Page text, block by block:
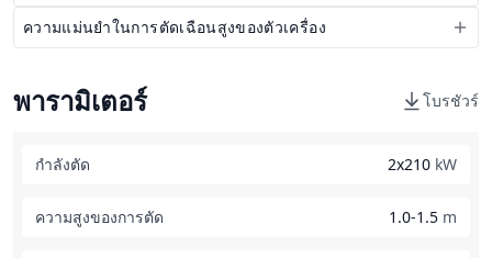
ความแม่นยำในการตัดเฉือนสูงของตัวเครื่อง
พารามิเตอร์ โบรชัวร์
กำลังตัด 2x210 kW
ความสูงของการตัด 1.0-1.5 m